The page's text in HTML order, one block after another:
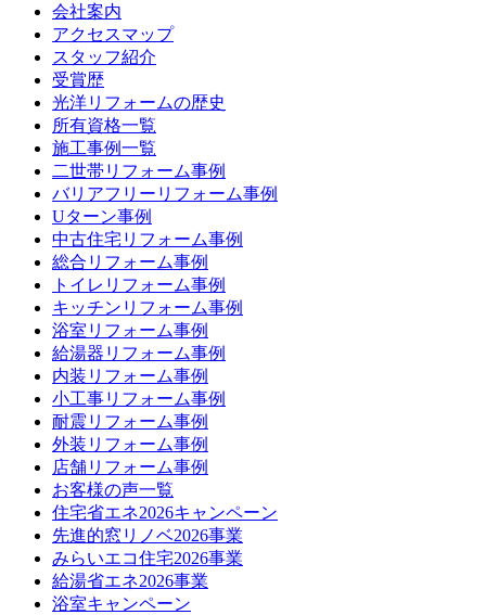
会社案内
アクセスマップ
スタッフ紹介
受賞歴
光洋リフォームの歴史
所有資格一覧
施工事例一覧
二世帯リフォーム事例
バリアフリーリフォーム事例
Uターン事例
中古住宅リフォーム事例
総合リフォーム事例
トイレリフォーム事例
キッチンリフォーム事例
浴室リフォーム事例
給湯器リフォーム事例
内装リフォーム事例
小工事リフォーム事例
耐震リフォーム事例
外装リフォーム事例
店舗リフォーム事例
お客様の声一覧
住宅省エネ2026キャンペーン
先進的窓リノベ2026事業
みらいエコ住宅2026事業
給湯省エネ2026事業
浴室キャンペーン